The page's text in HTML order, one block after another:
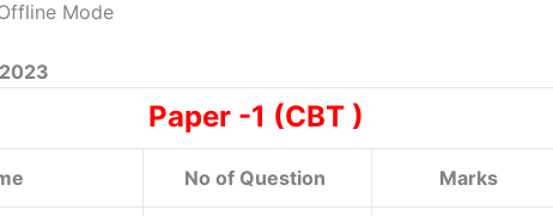
Mode
2023
Paper -1 (CBT )
No of Question Marks